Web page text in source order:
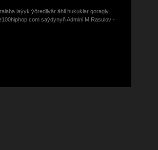
laýyk ýöredilýär ähli hukuklar goragly
saýdynyñ Admini M.Rasulov -